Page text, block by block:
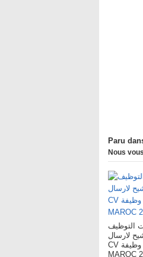
Paru
Nous
التوظيف
لارسال
CV طلب وظيفة CEGELEC
MAROC